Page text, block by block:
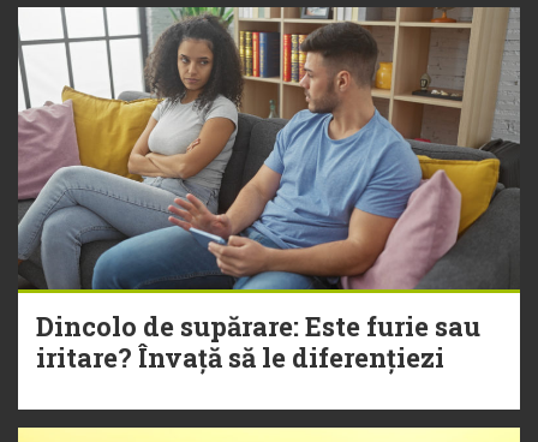
Dincolo de supărare: Este furie sau
iritare? Învață să le diferențiezi